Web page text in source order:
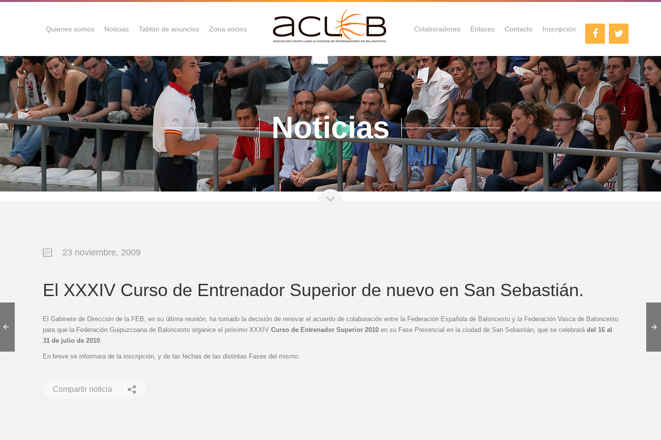
Quienes somos Noticias Tablón de anuncios Zona socios Colaboradores Enlaces Contacto Inscripción
Noticias
23 noviembre, 2009
El XXXIV Curso de Entrenador Superior de nuevo en San Sebastián.
El Gabinete de Dirección de la FEB, en su última reunión, ha tomado la decisión de renovar el acuerdo de colaboración entre la Federación Española de Baloncesto y la Federación Vasca de Baloncesto
para que la Federación Guipuzcoana de Baloncesto organice el próximo XXXIV Curso de Entrenador Superior 2010 en su Fase Presencial en la ciudad de San Sebastián, que se celebrará del 16 al
31 de julio de 2010.
En breve se informara de la inscripción, y de las fechas de las distintas Fases del mismo.
Compartir noticia